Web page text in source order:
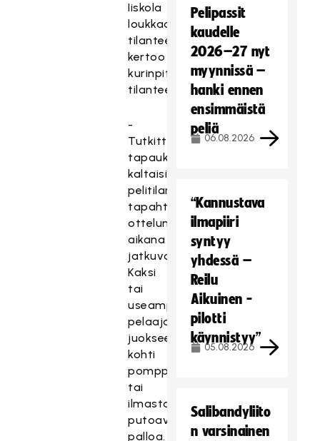
Iiskola
loukkaantuu
tilanteessa,
kertoo
kurinpitäjä
tilanteesta.
-
Tutkittavan
tapauksen
kaltaisia
pelitilanteita
tapahtuu
ottelun
aikana
jatkuvasti.
Kaksi
tai
useampi
pelaaja
juoksee
kohti
pomppivaa
tai
ilmasta
putoavaa
palloa.
Pelipassit
kaudelle
2026–27 nyt
myynnissä –
hanki ennen
ensimmäistä
peliä
06.08.2026
“Kannustava
ilmapiiri
syntyy
yhdessä –
Reilu
Aikuinen -
pilotti
käynnistyy”
05.08.2026
Salibandyliito
n varsinainen